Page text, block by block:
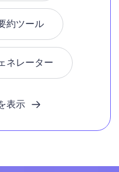
約ツール
ネレーター
表示